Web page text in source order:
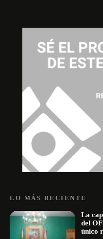
LO MÁS RECIENTE
La
del
único